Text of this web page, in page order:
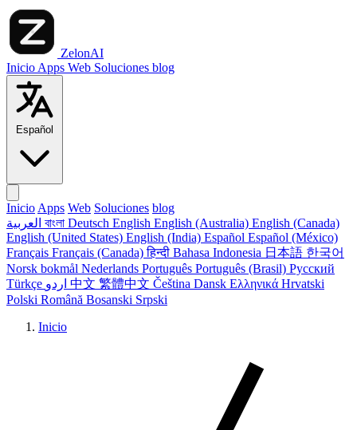
ZelonAI
Inicio Apps Web Soluciones blog
Español
Inicio Apps Web Soluciones blog
বাংলা Deutsch English English (Australia) English (Canada)
English (United States) English (India) Español Español (México)
Français Français (Canada)हिन्दी Bahasa Indonesia 日本語 한국어
Norsk bokmål Nederlands Português Português (Brasil) Русский
Türkçe
中文 繁體中文 Čeština Dansk Ελληνικά Hrvatski
Polski Română Bosanski Srpski
Inicio